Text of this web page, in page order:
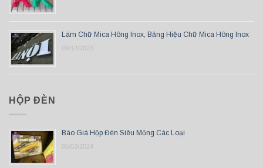
Làm Chữ Mica Hông Inox, Bảng Hiệu Chữ Mica Hông Inox
09/12/2023
HỘP ĐÈN
Báo Giá Hộp Đèn Siêu Mỏng Các Loại
06/03/2024